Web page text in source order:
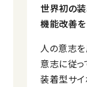
世界初の装
機能改善を
人の意志
意志に従
装着型サイ